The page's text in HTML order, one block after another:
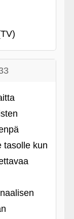
tasolle kun